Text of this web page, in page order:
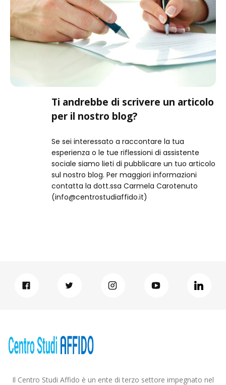
Ti andrebbe di scrivere un articolo
per il nostro blog?
Se sei interessato a raccontare la tua
esperienza o le tue riflessioni di assistente
sociale siamo lieti di pubblicare un tuo articolo
sul nostro blog. Per maggiori informazioni
contatta la dott.ssa Carmela Carotenuto
(info@centrostudiaffido.it)
Il Centro Studi Affido è un ente di terzo settore impegnato nel